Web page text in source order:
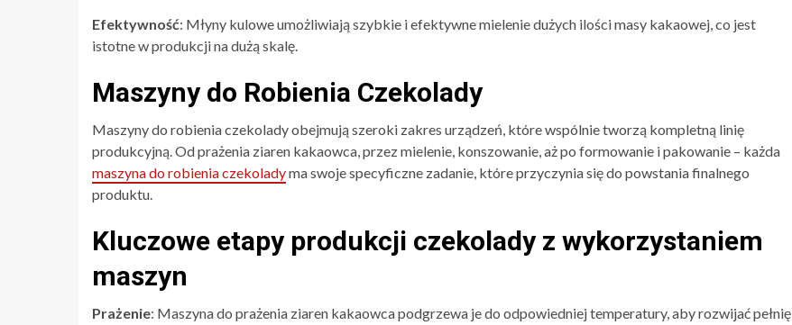
Efektywność: Młyny kulowe umożliwiają szybkie i efektywne mielenie dużych ilości masy kakaowej, co jest
istotne w produkcji na dużą skalę.
Maszyny do Robienia Czekolady
Maszyny do robienia czekolady obejmują szeroki zakres urządzeń, które wspólnie tworzą kompletną linię
produkcyjną. Od prażenia ziaren kakaowca, przez mielenie, konszowanie, aż po formowanie i pakowanie – każda
maszyna do robienia czekoladyma swoje specyficzne zadanie, które przyczynia się do powstania finalnego
produktu.
Kluczowe etapy produkcji czekolady z wykorzystaniem
maszyn
Prażenie: Maszyna do prażenia ziaren kakaowca podgrzewa je do odpowiedniej temperatury, aby rozwijać pełnię